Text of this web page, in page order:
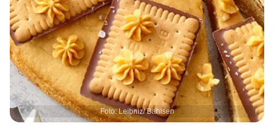
Foto: Leibniz/ Bahlsen